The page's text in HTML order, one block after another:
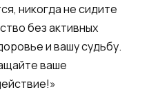
никогда не сидите
без активных
и вашу судьбу.
ваше